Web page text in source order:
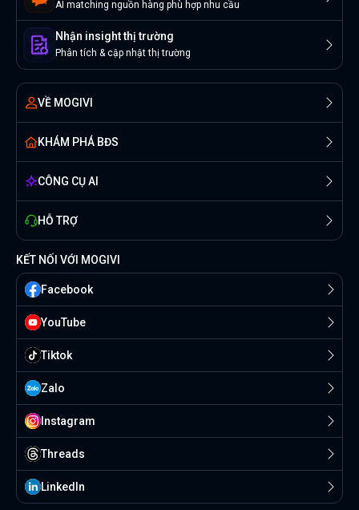
AI matching nguồn hàng phù hợp nhu cầu
Nhận insight thị trường
Phân tích & cập nhật thị trường
VỀ MOGIVI
KHÁM PHÁ BĐS
CÔNG CỤ AI
HỖ TRỢ
KẾT NỐI VỚI MOGIVI
Facebook
YouTube
Tiktok
Zalo
Instagram
Threads
Linkedln